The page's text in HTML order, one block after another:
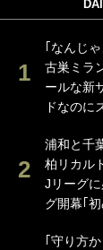
｢なんじ
古巣ミラ
ールな新
ドなのに
浦和と千
柏リカル
Jリーグ
グ開幕｢
｢守り方